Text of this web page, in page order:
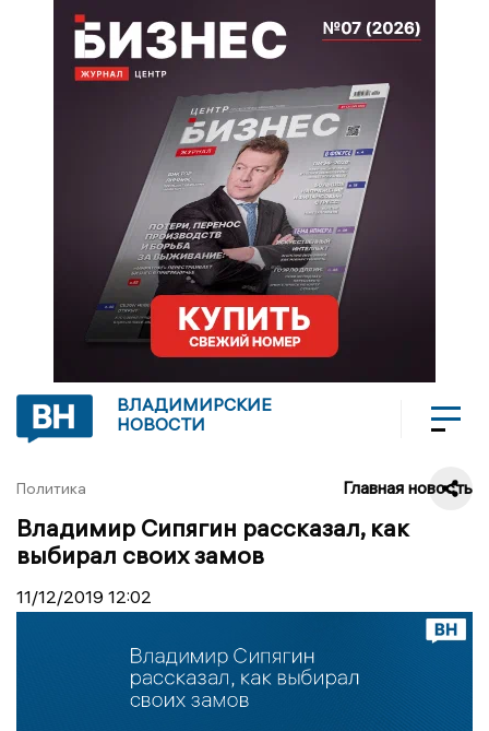
ВЛАДИМИРСКИЕ
НОВОСТИ
Политика Главная новость
Владимир Сипягин рассказал, как
выбирал своих замов
11/12/2019 12:02